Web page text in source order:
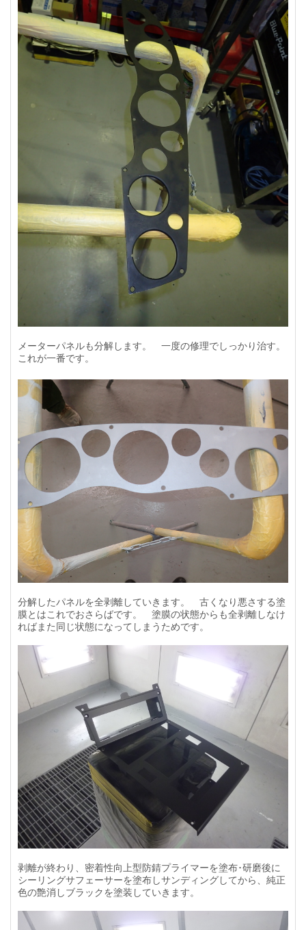
メーターパネルも分解します。 一度の修理でしっかり治す。
これが一番です。
分解したパネルを全剥離していきます。 古くなり悪さする塗
膜とはこれでおさらばです。 塗膜の状態からも全剥離しなけ
ればまた同じ状態になってしまうためです。
剥離が終わり、密着性向上型防錆プライマーを塗布･研磨後に
シーリングサフェーサーを塗布しサンディングしてから、純正
色の艶消しブラックを塗装していきます。